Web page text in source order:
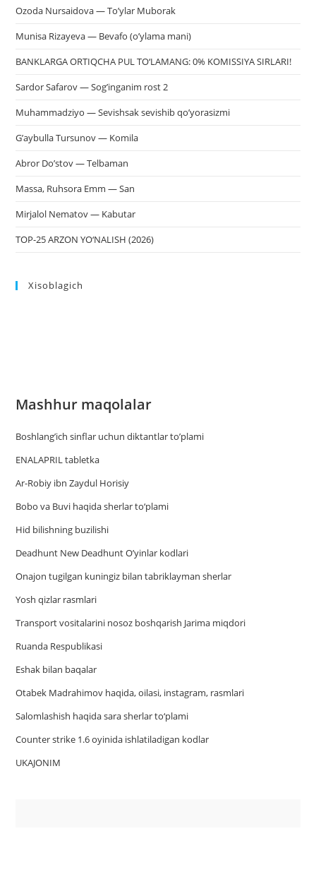
Ozoda Nursaidova — To’ylar Muborak
Munisa Rizayeva — Bevafo (o’ylama mani)
BANKLARGA ORTIQCHA PUL TO‘LAMANG: 0% KOMISSIYA SIRLARI!
Sardor Safarov — Sog’inganim rost 2
Muhammadziyo — Sevishsak sevishib qo’yorasizmi
G’aybulla Tursunov — Komila
Abror Do’stov — Telbaman
Massa, Ruhsora Emm — San
Mirjalol Nematov — Kabutar
TOP-25 ARZON YO‘NALISH (2026)
Xisoblagich
Mashhur maqolalar
Boshlang’ich sinflar uchun diktantlar to’plami
ENALAPRIL tabletka
Ar-Robiy ibn Zaydul Horisiy
Bobo va Buvi haqida sherlar to‘plami
Hid bilishning buzilishi
Deadhunt New Deadhunt O’yinlar kodlari
Onajon tugilgan kuningiz bilan tabriklayman sherlar
Yosh qizlar rasmlari
Trаnsport vositаlаrini nosoz boshqаrish Jаrimа miqdori
Ruanda Respublikasi
Eshak bilan baqalar
Otabek Madrahimov haqida, oilasi, instagram, rasmlari
Salomlashish haqida sara sherlar to‘plami
Counter strike 1.6 oyinida ishlatiladigan kodlar
UKAJONIM